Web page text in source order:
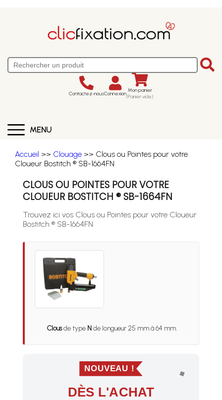
Contactez-nousConnexion Mon panier
(Panier vide)
MENU
Accueil >> Clouage >> Clous ou Pointes pour votre
Cloueur Bostitch ® SB-1664FN
CLOUS OU POINTES POUR VOTRE
CLOUEUR BOSTITCH ® SB-1664FN
Trouvez ici vos Clous ou Pointes pour votre Cloueur
Bostitch ® SB-1664FN
Clousde type Nde longueur 25 mm à 64 mm.
NOUVEAU !
DÈS L'ACHAT